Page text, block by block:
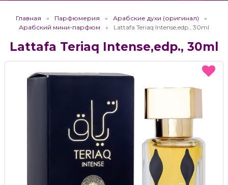
Главная Парфюмерия
Арабские духи (оригинал)
Арабский мини-парфюм
Lattafa Teriaq Intense,edp., 30ml
Lattafa Teriaq Intense,edp., 30ml